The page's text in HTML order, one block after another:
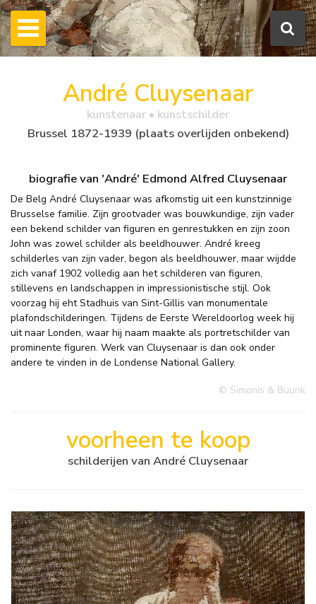
André Cluysenaar
kunstenaar • kunstschilder
Brussel 1872-1939 (plaats overlijden onbekend)
biografie van 'André' Edmond Alfred Cluysenaar
De Belg André Cluysenaar was afkomstig uit een kunstzinnige
Brusselse familie. Zijn grootvader was bouwkundige, zijn vader
een bekend schilder van figuren en genrestukken en zijn zoon
John was zowel schilder als beeldhouwer. André kreeg
schilderles van zijn vader, begon als beeldhouwer, maar wijdde
zich vanaf 1902 volledig aan het schilderen van figuren,
stillevens en landschappen in impressionistische stijl. Ook
voorzag hij eht Stadhuis van Sint-Gillis van monumentale
plafondschilderingen. Tijdens de Eerste Wereldoorlog week hij
uit naar Londen, waar hij naam maakte als portretschilder van
prominente figuren. Werk van Cluysenaar is dan ook onder
andere te vinden in de Londense National Gallery.
© Simonis & Buunk
voorheen te koop
schilderijen van André Cluysenaar